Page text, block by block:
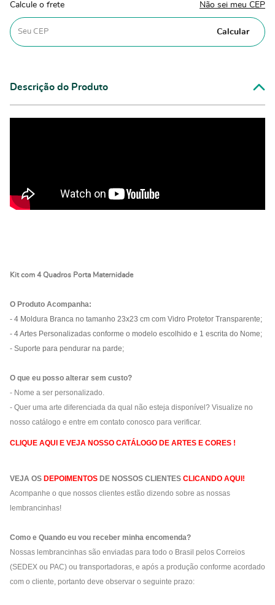
Calcule o frete Não sei meu CEP
Calcular
Descrição do Produto
Kit com 4 Quadros Porta Maternidade
O Produto Acompanha:
- 4 Moldura Branca no tamanho 23x23 cm com Vidro Protetor Transparente;
- 4 Artes Personalizadas conforme o modelo escolhido e 1 escrita do Nome;
- Suporte para pendurar na parde;
O que eu posso alterar sem custo?
- Nome a ser personalizado.
- Quer uma arte diferenciada da qual não esteja disponível? Visualize no
nosso catálogo e entre em contato conosco para verificar.
CLIQUE AQUI E VEJA NOSSO CATÁLOGO DE ARTES E CORES !
VEJA OS DEPOIMENTOS DE NOSSOS CLIENTES CLICANDO AQUI!
Acompanhe o que nossos clientes estão dizendo sobre as nossas
lembrancinhas!
Como e Quando eu vou receber minha encomenda?
Nossas lembrancinhas são enviadas para todo o Brasil pelos Correios
(SEDEX ou PAC) ou transportadoras, e após a produção conforme acordado
com o cliente, portanto deve observar o seguinte prazo: